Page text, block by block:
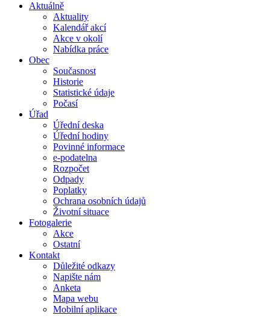
Aktuálně
Aktuality
Kalendář akcí
Akce v okolí
Nabídka práce
Obec
Současnost
Historie
Statistické údaje
Počasí
Úřad
Úřední deska
Úřední hodiny
Povinné informace
e-podatelna
Rozpočet
Odpady
Poplatky
Ochrana osobních údajů
Životní situace
Fotogalerie
Akce
Ostatní
Kontakt
Důležité odkazy
Napište nám
Anketa
Mapa webu
Mobilní aplikace